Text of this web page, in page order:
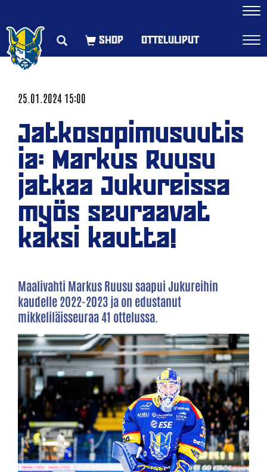
OTTELULIPUT
25.01.2024 15:00
Jatkosopimusuutis
ia: Markus Ruusu
jatkaa Jukureissa
myös seuraavat
kaksi kautta!
Maalivahti Markus Ruusu saapui Jukureihin
kaudelle 2022-2023 ja on edustanut
mikkeliläisseuraa 41 ottelussa.